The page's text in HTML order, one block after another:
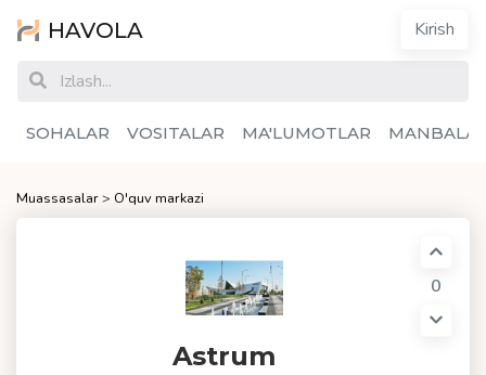
HAVOLA Kirish
SOHALAR VOSITALAR MA'LUMOTLAR
Muassasalar> O'quv markazi
Astrum
0